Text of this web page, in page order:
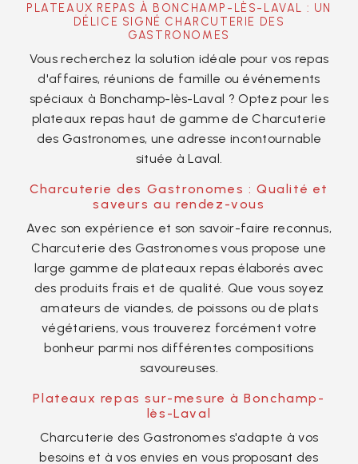
PLATEAUX REPAS À BONCHAMP-LÈS-LAVAL : UN
DÉLICE SIGNÉ CHARCUTERIE DES
GASTRONOMES
Vous recherchez la solution idéale pour vos repas
d'affaires, réunions de famille ou événements
spéciaux à Bonchamp-lès-Laval ? Optez pour les
plateaux repas haut de gamme de Charcuterie
des Gastronomes, une adresse incontournable
située à Laval.
Charcuterie des Gastronomes : Qualité et
saveurs au rendez-vous
Avec son expérience et son savoir-faire reconnus,
Charcuterie des Gastronomes vous propose une
large gamme de plateaux repas élaborés avec
des produits frais et de qualité. Que vous soyez
amateurs de viandes, de poissons ou de plats
végétariens, vous trouverez forcément votre
bonheur parmi nos différentes compositions
savoureuses.
Plateaux repas sur-mesure à Bonchamp-
lès-Laval
Charcuterie des Gastronomes s'adapte à vos
besoins et à vos envies en vous proposant des